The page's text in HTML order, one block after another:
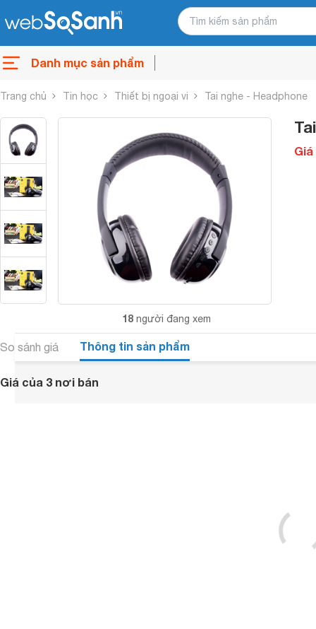
Danh mục sản phẩm
Trang chủ Tin học Thiết bị ngoại vi Tai nghe - Headphone
18 người đang xem
So sánh giá Thông tin sản phẩm
Giá của 3 nơi bán